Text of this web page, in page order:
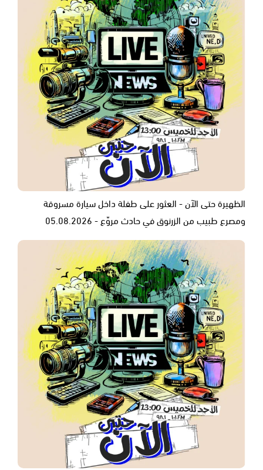
الظهيرة حتى الآن - العثور على طفلة داخل سيارة مسروقة
ومصرع طبيب من الزرنوق في حادث مروّع - 05.08.2026